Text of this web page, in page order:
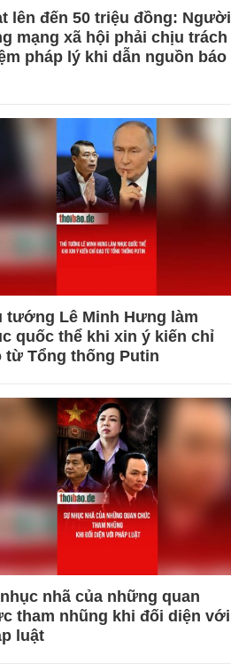
lên đến 50 triệu đồng: Người
mạng xã hội phải chịu trách
pháp lý khi dẫn nguồn báo
tướng Lê Minh Hưng làm
quốc thể khi xin ý kiến chỉ
từ Tổng thống Putin
nhã của những quan
tham nhũng khi đối diện với
luật